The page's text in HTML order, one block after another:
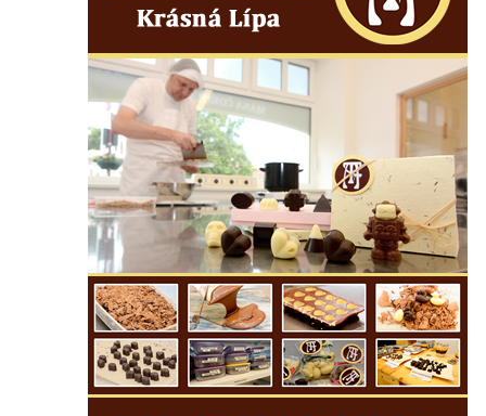
Sloup s kaplicí (boží muka) u kostela
svatého Stanislava v Měrunicích
Sloup Panny Marie v klášteře v Oseku
Sloup s reliéfem Panny Marie v Oseku
Sloup se sochou Piety ve Chlumci
Sloup svatého Prokopa na 2. náměstí v
Mostě
Sloup s kaplicí (boží muka) v ulici ČSLA v
Bohušovicích nad Ohří
Sloup svatého Antonína Paduánského u
polní cesty jihovýchodně od Skalice u
České Lípy
Sloup svatého Václava na Václavském